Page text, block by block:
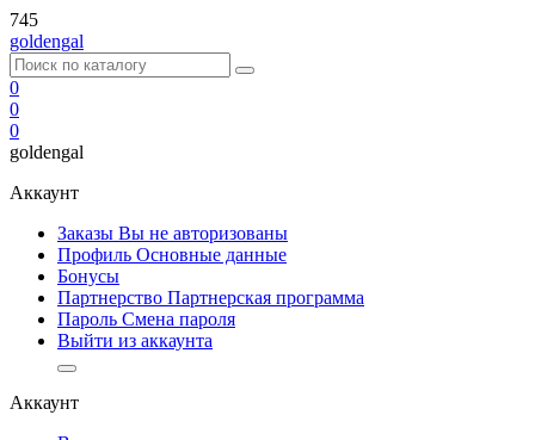
745
goldengal
0
0
0
goldengal
Аккаунт
Заказы Вы не авторизованы
Профиль Основные данные
Бонусы
Партнерство Партнерская программа
Пароль Смена пароля
Выйти из аккаунта
Аккаунт